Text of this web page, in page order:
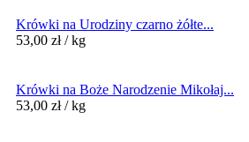
Krówki na Urodziny czarno żółte...
53,00 zł / kg
Krówki na Boże Narodzenie Mikołaj...
53,00 zł / kg